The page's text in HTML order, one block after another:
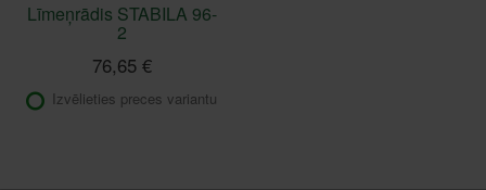
Līmeņrādis STABILA 96-
2
76,65 €
Izvēlieties preces variantu